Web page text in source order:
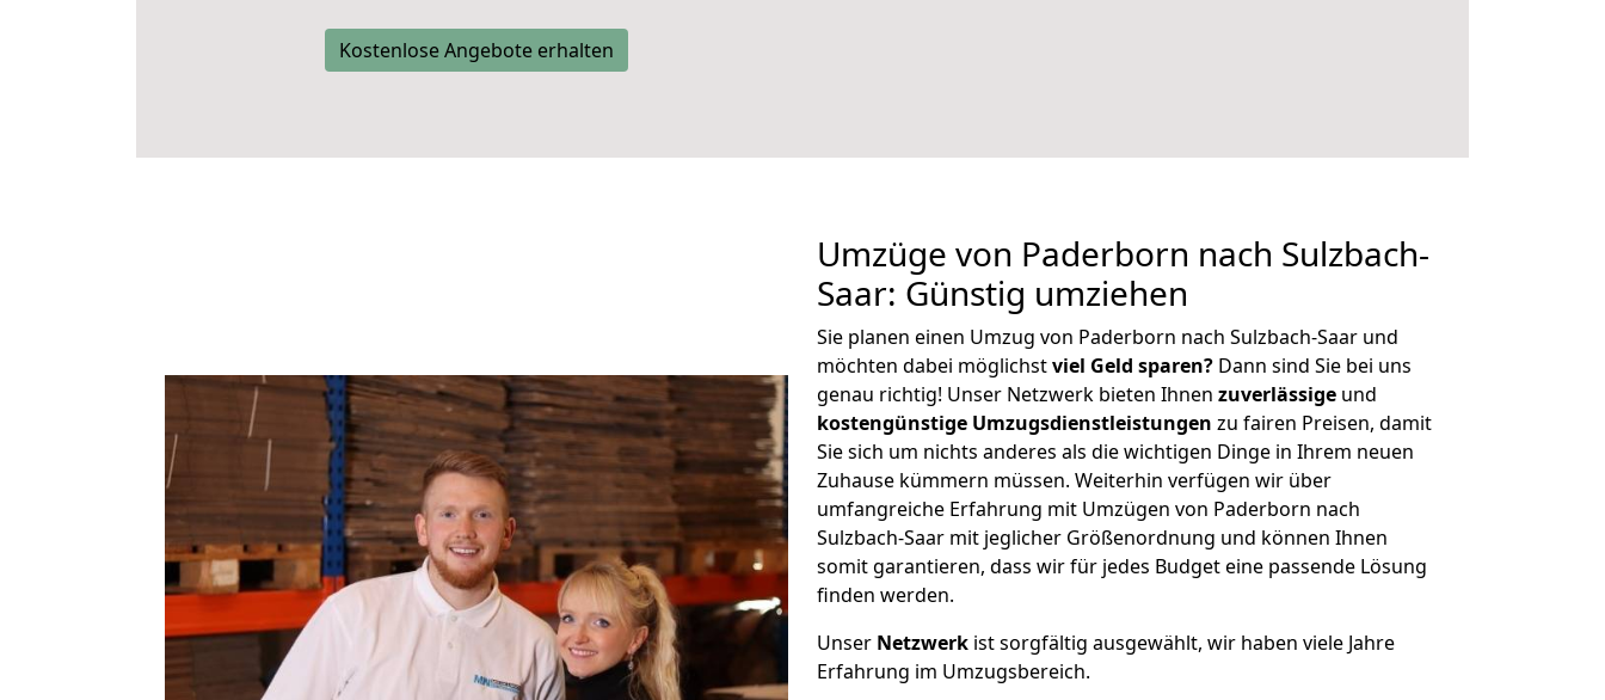
Kostenlose Angebote erhalten
Umzüge von Paderborn nach Sulzbach-
Saar: Günstig umziehen
Sie planen einen Umzug von Paderborn nach Sulzbach-Saar und
möchten dabei möglichstviel Geld sparen? Dann sind Sie bei uns
genau richtig! Unser Netzwerk bieten Ihnen zuverlässige und
kostengünstige Umzugsdienstleistungen zu fairen Preisen, damit
Sie sich um nichts anderes als die wichtigen Dinge in Ihrem neuen
Zuhause kümmern müssen. Weiterhin verfügen wir über
umfangreiche Erfahrung mit Umzügen von Paderborn nach
Sulzbach-Saar mit jeglicher Größenordnung und können Ihnen
somit garantieren, dass wir für jedes Budget eine passende Lösung
finden werden.
Unser Netzwerk ist sorgfältig ausgewählt, wir haben viele Jahre
Erfahrung im Umzugsbereich.